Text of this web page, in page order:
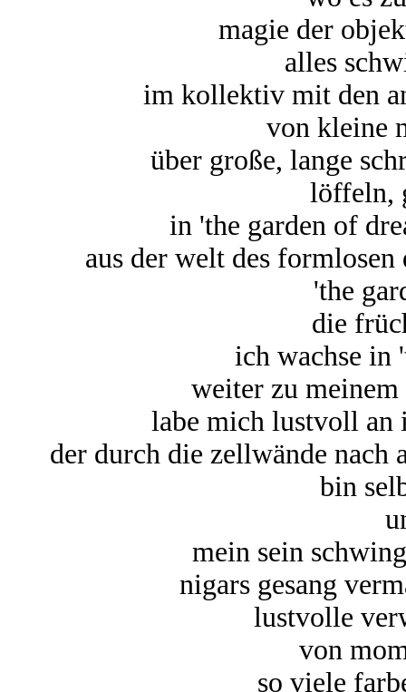
magie der
alles
im kollektiv mit den
von kleine
über große, lange
löffeln,
in 'the garden of
aus der welt des
'the
die
ich wachse in
weiter zu meinem
labe mich lustvoll an
der durch die zellwände nach
bin
mein sein
nigars gesang
lustvolle
von
so viele